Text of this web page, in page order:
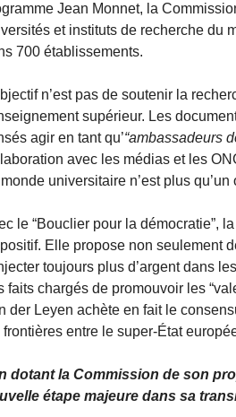
Jean Monnet, la
et instituts de recherche du
700 établissements.
n’est pas de soutenir la
supérieur. Les
agir en tant qu’“ambassadeurs
avec les médias et les
monde universitaire n’est plus
le “Bouclier pour la démocratie”,
Elle propose non seulement
toujours plus d’argent dans
faits chargés de promouvoir les
der Leyen achète en fait le
frontières entre le super-État
dotant la Commission de son
étape majeure dans sa